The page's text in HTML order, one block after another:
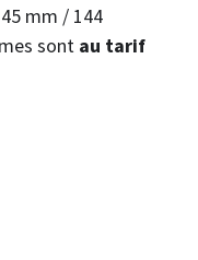
mm / 144
sont au tarif